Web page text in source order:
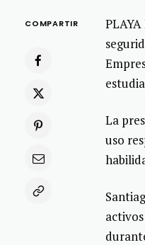
COMPARTIR
La
uso